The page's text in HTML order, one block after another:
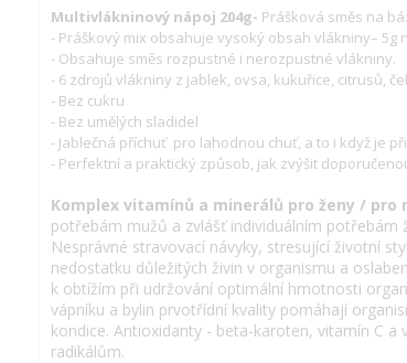
Multivlákninový nápoj 204g- Prášková směs na
- Práškový mix obsahuje vysoký obsah vlákniny– 5g
- Obsahuje směs rozpustné i nerozpustné vlákniny.
- 6 zdrojů vlákniny z jablek, ovsa, kukuřice, citrusů,
- Bez cukru
- Bez umělých sladidel
- Jablečná příchuť pro lahodnou chuť, a to i když je
- Perfektní a praktický způsob, jak zvýšit
Komplex vitamínů a minerálů pro ženy / pro
potřebám mužů a zvlášť individuálním potřebám
Nesprávné stravovací návyky, stresující životní
nedostatku důležitých živin v organismu a
k obtížím při udržování optimální hmotnosti
vápníku a bylin prvotřídní kvality pomáhají
kondice. Antioxidanty - beta-karoten, vitamín C
radikálům.